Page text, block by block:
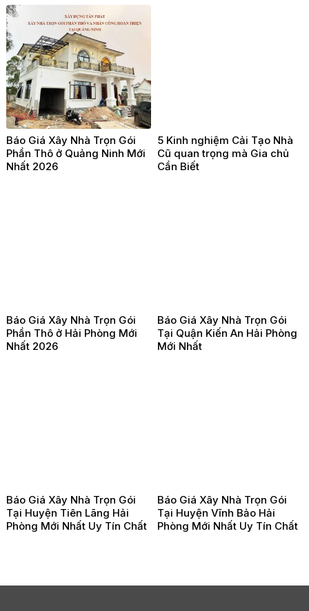
Báo Giá Xây Nhà Trọn Gói
Phần Thô ở Quảng Ninh Mới
Nhất 2026
5 Kinh nghiệm Cải Tạo Nhà
Cũ quan trọng mà Gia chủ
Cần Biết
Báo Giá Xây Nhà Trọn Gói
Phần Thô ở Hải Phòng Mới
Nhất 2026
Báo Giá Xây Nhà Trọn Gói
Tại Quận Kiến An Hải Phòng
Mới Nhất
Báo Giá Xây Nhà Trọn Gói
Tại Huyện Tiên Lãng Hải
Phòng Mới Nhất Uy Tín Chất
Báo Giá Xây Nhà Trọn Gói
Tại Huyện Vĩnh Bảo Hải
Phòng Mới Nhất Uy Tín Chất